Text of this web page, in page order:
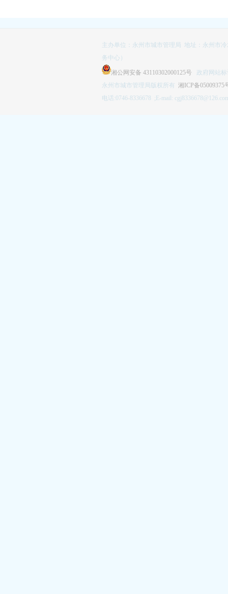
主办单位：永州市城市管理局 地址：永州市
务中心）
湘公网安备 43110302000125号 政府网站标
永州市城市管理局版权所有 湘ICP备05009375
电话:0746-8336678 ;E-mail: